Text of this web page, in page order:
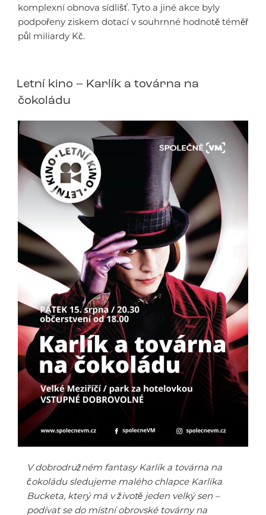
komplexní obnova sídlišť. Tyto a jiné akce byly
podpořeny ziskem dotací v souhrnné hodnotě téměř
půl miliardy Kč.
Letní kino – Karlík a továrna na
čokoládu
V dobrodružném fantasy Karlík a továrna na
čokoládu sledujeme malého chlapce Karlíka
Bucketa, který má v životě jeden velký sen –
podívat se do místní obrovské továrny na